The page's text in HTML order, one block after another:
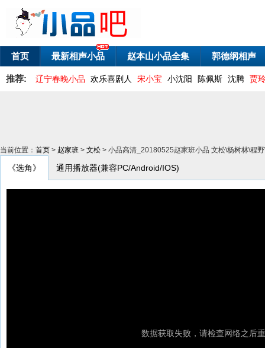
首页 最新相声小品 赵本山小品全集 郭德纲相声
推荐: 辽宁春晚小品 欢乐喜剧人 宋小宝 小沈阳 陈佩斯 沈腾 贾
当前位置： 首页 > 赵家班 > 文松 > 小品高清_20180525赵家班小品 文松\杨树林\程
《选角》 通用播放器(兼容PC/Android/IOS)